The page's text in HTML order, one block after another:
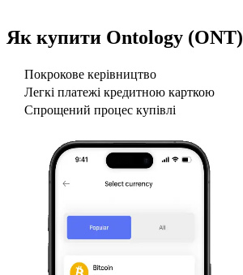
Як купити Ontology (ONT)
Покрокове керівництво
Легкі платежі кредитною карткою
Спрощений процес купівлі